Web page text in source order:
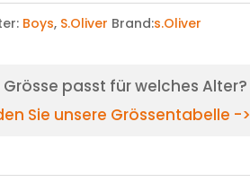
Boys, S.Oliver Brand:s.Oliver
passt für welches Alter?
Sie unsere Grössentabelle ->